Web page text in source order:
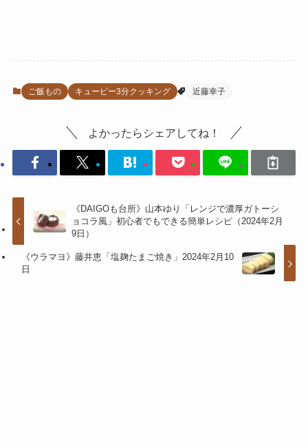
ご飯もの キューピー3分クッキング 近藤幸子
よかったらシェアしてね！
《DAIGOも台所》山本ゆり「レンジで濃厚ガトーシ
ョコラ風」初心者でもできる簡単レシピ（2024年2月
9日）
《ウラマヨ》藤井恵「塩麹たまご焼き」2024年2月10
日